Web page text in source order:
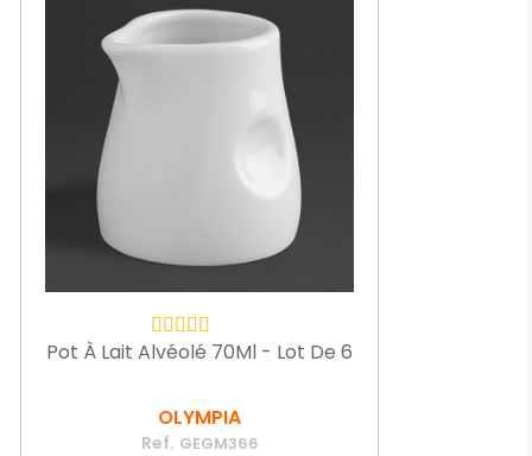
Pot À Lait Alvéolé 70Ml - Lot De 6
OLYMPIA
Ref. GEGM366